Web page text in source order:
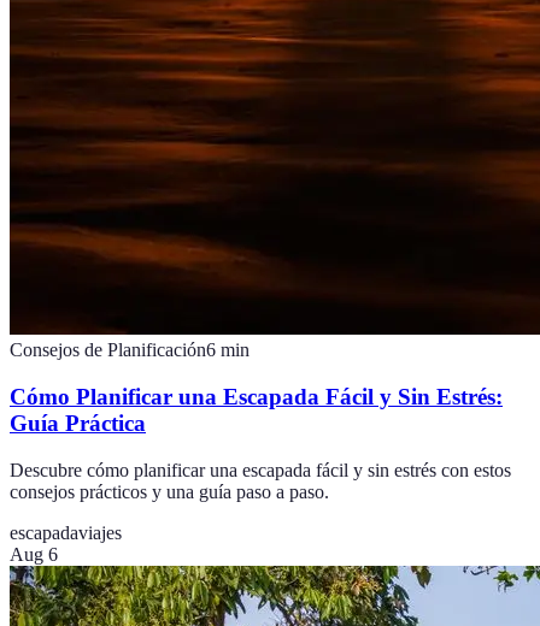
Consejos de Planificación6 min
Cómo Planificar una Escapada Fácil y Sin Estrés:
Guía Práctica
Descubre cómo planificar una escapada fácil y sin estrés con estos
consejos prácticos y una guía paso a paso.
escapadaviajes
Aug 6